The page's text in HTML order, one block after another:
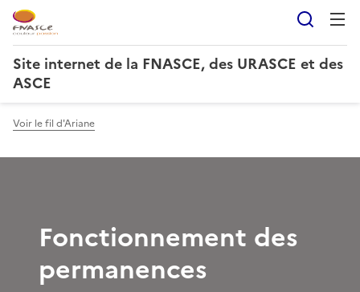
Site internet de la FNASCE, des URASCE et des
ASCE
Voir le fil d'Ariane
Fonctionnement des
permanences